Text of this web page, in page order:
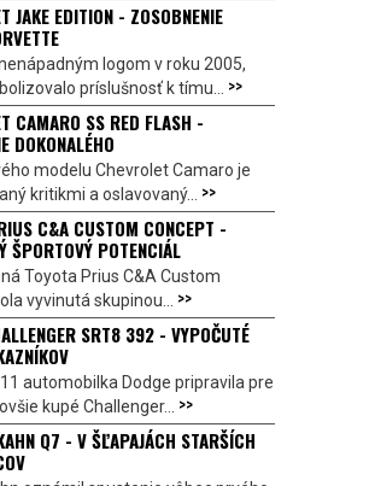
JAKE EDITION - ZOSOBNENIE
logom v roku 2005,
príslušnosť k tímu... >>
CAMARO SS RED FLASH -
DOKONALÉHO
modelu Chevrolet Camaro je
kritikmi a oslavovaný... >>
C&A CUSTOM CONCEPT -
ŠPORTOVÝ POTENCIÁL
Toyota Prius C&A Custom
vyvinutá skupinou... >>
SRT8 392 - VYPOČUTÉ
automobilka Dodge pripravila pre
kupé Challenger... >>
Q7 - V ŠĽAPAJÁCH STARŠÍCH